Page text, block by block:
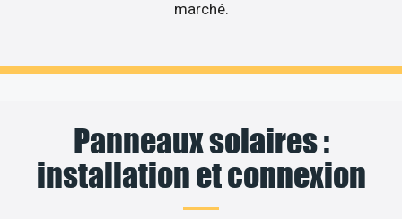
marché.
Panneaux solaires :
installation et connexion